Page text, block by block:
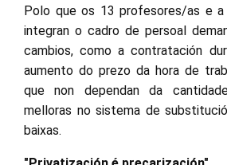
Polo que os 13 profesores/as e a
integran o cadro de persoal
cambios, como a contratación
aumento do prezo da hora de
que non dependan da
melloras no sistema de
baixas.